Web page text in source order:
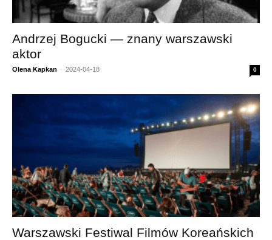
Andrzej Bogucki — znany warszawski
aktor
Olena Kapkan - 2024-04-18 0
Warszawski Festiwal Filmów Koreańskich